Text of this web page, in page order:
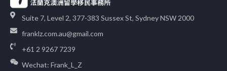
Suite 7, Level 2, 377-383 Sussex St, Sydney NSW 2000
franklz.com.au@gmail.com
+61 2 9267 7239
Wechat: Frank_L_Z